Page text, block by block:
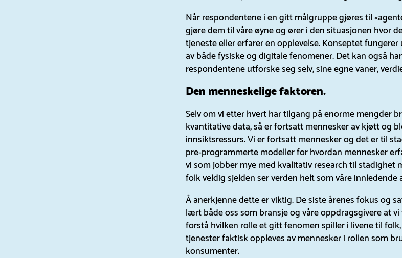
Når respondentene i en gitt målgruppe gjøres til
gjøre dem til våre øyne og ører i den situasjonen hvor
tjeneste eller erfarer en opplevelse. Konseptet
av både fysiske og digitale fenomener. Det kan også
respondentene utforske seg selv, sine egne vaner,
Den menneskelige faktoren.
Selv om vi etter hvert har tilgang på enorme mengder
kvantitative data, så er fortsatt mennesker av kjøtt og
innsiktsressurs. Vi er fortsatt mennesker og det er til
pre-programmerte modeller for hvordan mennesker
vi som jobber mye med kvalitativ research til stadighet
folk veldig sjelden ser verden helt som våre innledende
Å anerkjenne dette er viktig. De siste årenes fokus og
lært både oss som bransje og våre oppdragsgivere at
forstå hvilken rolle et gitt fenomen spiller i livene til
tjenester faktisk oppleves av mennesker i rollen som
konsumenter.